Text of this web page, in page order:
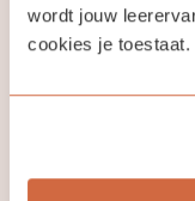
wordt jouw
cookies je toestaat.
111 jaar geschiedenis:
Documentairemakers
de documentaire?
Deel 1:Van